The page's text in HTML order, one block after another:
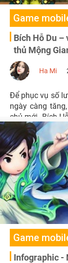
Game
Bích Hỗ Du
thủ Mộng
Ha Mi
Để phục vụ số
ngày càng
chủ mới. Bích
Hồ sẽ được ra
Game
Infographic -